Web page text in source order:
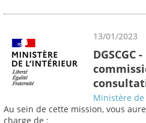
13/01/2023
DGSCGC
Ministère
Au sein de cette mission, vous
charge de :